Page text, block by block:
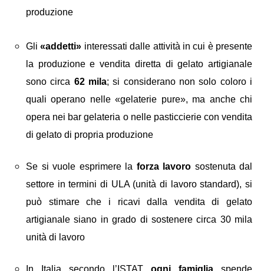
produzione
Gli«addetti» interessati dalle attività in cui è presente
la produzione e vendita diretta di gelato artigianale
sono circa 62 mila; si considerano non solo coloro i
quali operano nelle «gelaterie pure», ma anche chi
opera nei bar gelateria o nelle pasticcierie con vendita
di gelato di propria produzione
Se si vuole esprimere la forza lavoro sostenuta dal
settore in termini di ULA (unità di lavoro standard), si
può stimare che i ricavi dalla vendita di gelato
artigianale siano in grado di sostenere circa 30 mila
unità di lavoro
In Italia secondo l’ISTAT ogni famiglia spende